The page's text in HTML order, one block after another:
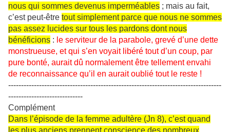
nous qui sommes devenus imperméables ; mais au fait,
c’est peut-être tout simplement parce que nous ne sommes
pas assez lucides sur tous les pardons dont nous
bénéficions : le serviteur de la parabole, grevé d’une dette
monstrueuse, et qui s’en voyait libéré tout d’un coup, par
pure bonté, aurait dû normalement être tellement envahi
de reconnaissance qu’il en aurait oublié tout le reste !
-----------------------------------------------------------------------------------
-----------------------------
Complément
Dans l’épisode de la femme adultère (Jn 8), c’est quand